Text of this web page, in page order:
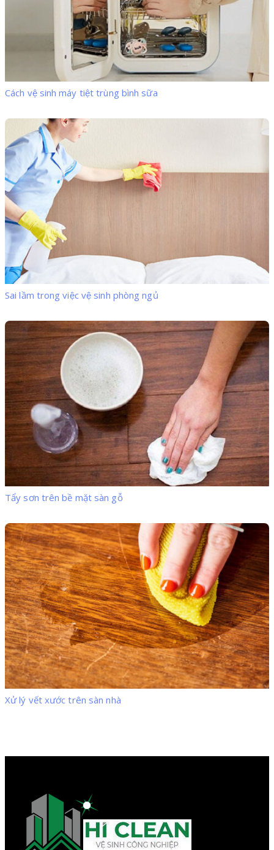
Cách vệ sinh máy tiệt trùng bình sữa
Sai lầm trong việc vệ sinh phòng ngủ
Tẩy sơn trên bề mặt sàn gỗ
Xử lý vết xước trên sàn nhà